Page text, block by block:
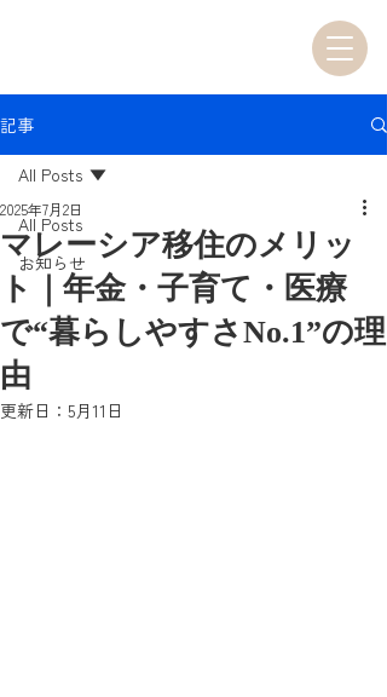
記事
All Posts
お知らせ
All Posts
マレーシア移住のメリッ
ト｜年金・子育て・医療
で“暮らしやすさNo.1”の理
由
2025年7月2日
更新日： 5月11日